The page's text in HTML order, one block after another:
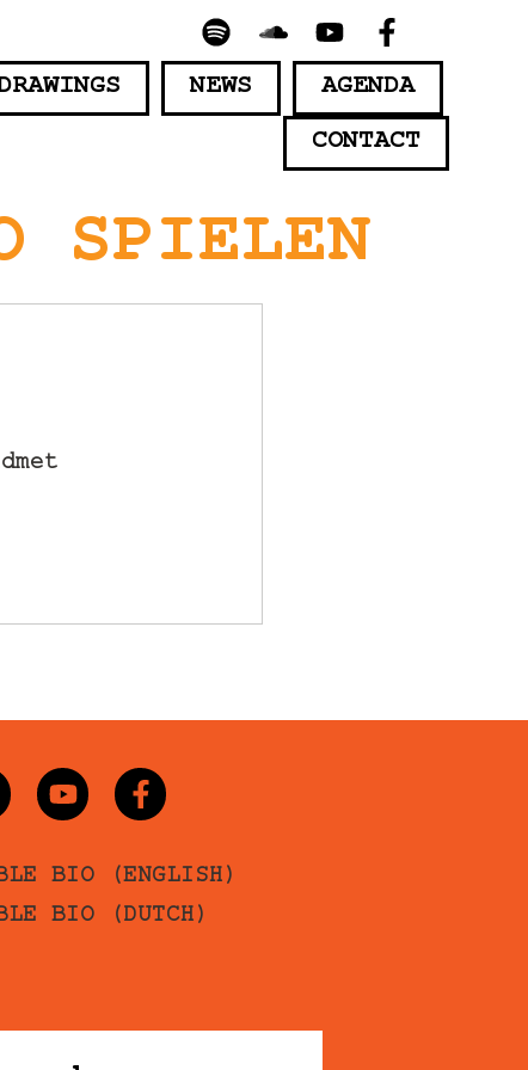
NEWS AGENDA
CONTACT
SPIELEN
BIO (ENGLISH)
BIO (DUTCH)